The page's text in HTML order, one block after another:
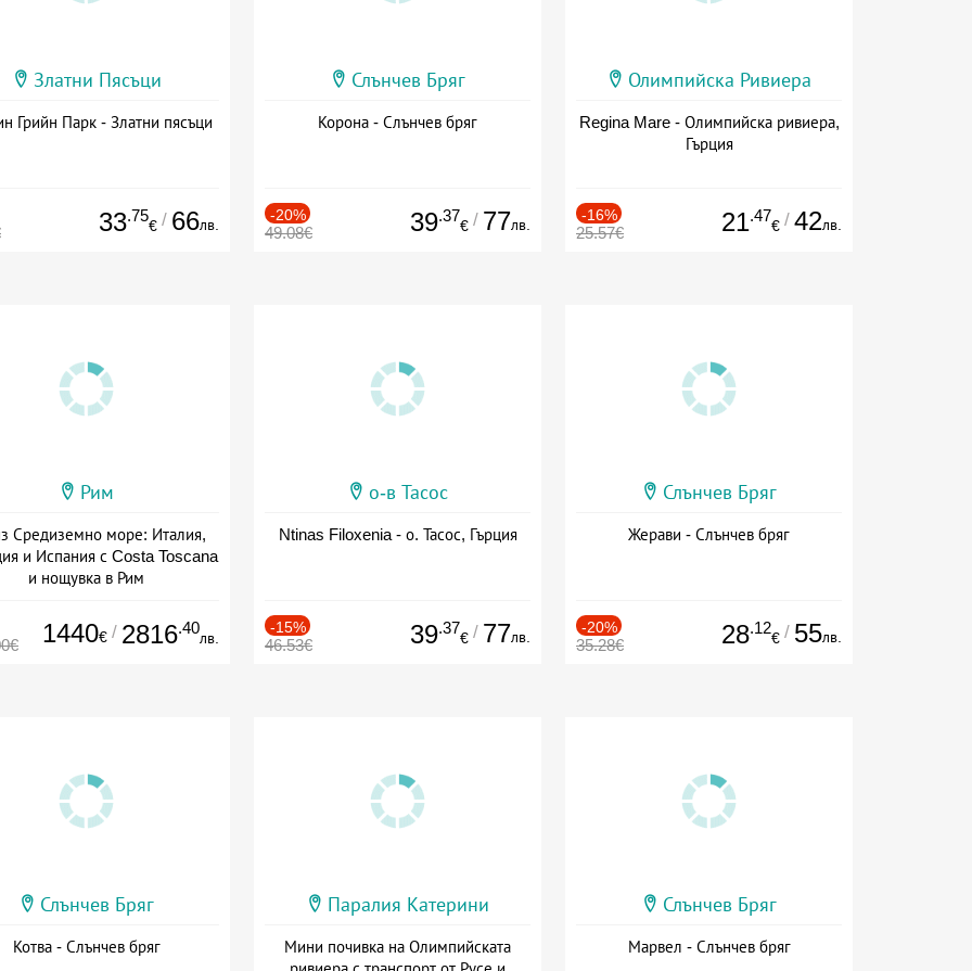
Златни Пясъци
Грийн Парк - Златни пясъци
33.75
€ / 66лв.
Слънчев Бряг
Корона - Слънчев бряг
-20%
49.08€ 39.37
€ / 77лв.
Олимпийска Ривиера
Regina Mare - Олимпийска ривиера,
Гърция
-16%
25.57€ 21.47
€ / 42лв.
Рим
Средиземно море: Италия,
и Испания с Costa Toscana
и нощувка в Рим
1440€ / 2816.40
лв.
о-в Тасос
Ntinas Filoxenia - о. Тасос, Гърция
-15%
46.53€ 39.37
€ / 77лв.
Слънчев Бряг
Жерави - Слънчев бряг
-20%
35.28€ 28.12
€ / 55лв.
Слънчев Бряг
Котва - Слънчев бряг
Паралия Катерини
Мини почивка на Олимпийската
Слънчев Бряг
Марвел - Слънчев бряг